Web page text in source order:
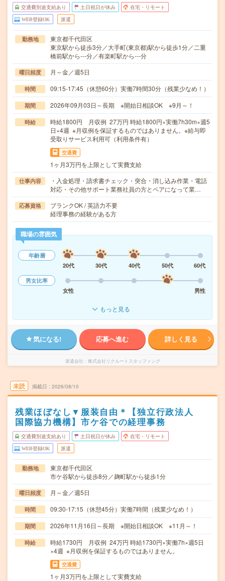
交通費別途支給あり 土日祝日が休み 在宅・リモート
WEB登録OK 派遣
勤務地
東京都千代田区
東京駅から徒歩3分／大手町(東京都)駅から徒歩1分／二重
橋前駅から---分／有楽町駅から---分
曜日頻度 月～金／週5日
時間 09:15-17:45（休憩60分）実働7時間30分（残業少なめ！）
期間 2026年09月03日～長期 ※開始日相談OK ※9月～！
時給
時給1800円 月収例 27万円 時給1800円×実働7h30m×週5
日×4週 ※月収例を保証するものではありません。※給与即
受取りサービス利用可（利用条件有）
交通費
1ヶ月3万円を上限として実費支給
仕事内容
・入金処理・請求書チェック・突合・消し込み作業・電話
対応・その他サポート業務社員の方とペアになって業…
応募資格
ブランクOK / 英語力不要
経理事務の経験がある方
職場の雰囲気
年齢層
20代
30代 40代 50代
60代
男女比率
女性
男性
もっと見る
気になる! 応募へ進む 詳しく見る
派遣会社 株式会社リクルートスタッフィング
未読 掲載日 2026/08/10
残業ほぼなし▼服装自由＊【独立行政法人
国際協力機構】市ケ谷での経理事務
交通費別途支給あり 土日祝日が休み 在宅・リモート
WEB登録OK 派遣
勤務地
東京都千代田区
市ケ谷駅から徒歩8分／麹町駅から徒歩1分
曜日頻度 月～金／週5日
時間 09:30-17:15（休憩45分）実働7時間（残業少なめ！）
期間 2026年11月16日～長期 ※開始日相談OK ※11月～！
時給
時給1730円 月収例 24万円 時給1730円×実働7h×週5日
×4週 ※月収例を保証するものではありません。
交通費
1ヶ月3万円を上限として実費支給